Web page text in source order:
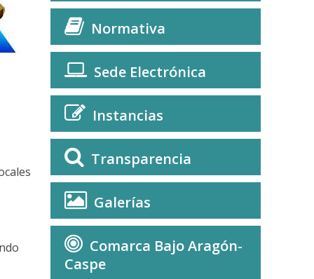
Normativa
Sede Electrónica
Instancias
Transparencia
Galerías
Comarca Bajo Aragón-
Caspe